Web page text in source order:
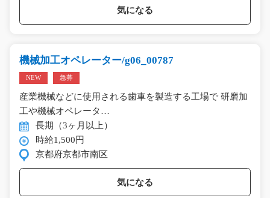
気になる
機械加工オペレーター/g06_00787
NEW 急募
産業機械などに使用される歯車を製造する工場で 研磨加
工や機械オペレータ…
長期（3ヶ月以上）
時給1,500円
京都府京都市南区
気になる